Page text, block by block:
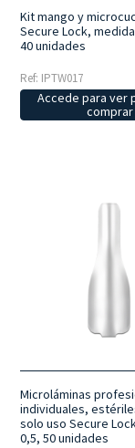
Kit mango y
Secure Lock,
40 unidades
Ref: IPTW017
Accede para ver
comprar
Microláminas
individuales,
solo uso Secure
0,5, 50 unidades